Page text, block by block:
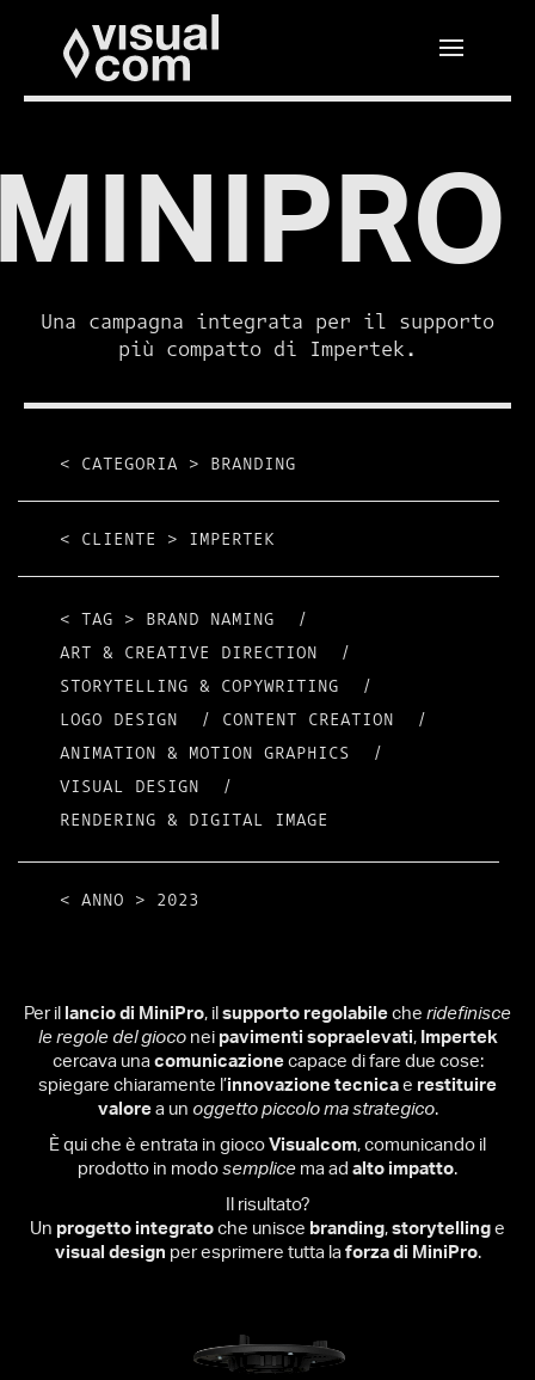
Una campagna integrata per il supporto
più compatto di Impertek.
< CATEGORIA > BRANDING
< CLIENTE > IMPERTEK
< TAG > BRAND NAMING
/
ART & CREATIVE DIRECTION
/
STORYTELLING & COPYWRITING
/
LOGO DESIGN
/ CONTENT CREATION
/
ANIMATION & MOTION GRAPHICS
/
VISUAL DESIGN
/
RENDERING & DIGITAL IMAGE
< ANNO > 2023
Per il lancio di MiniPro, il supporto regolabile che ridefinisce
le regole del gioconei pavimenti sopraelevati, Impertek
cercava una comunicazionecapace di fare due cose:
spiegare chiaramente l’innovazione tecnica e restituire
valorea un oggetto piccolo ma strategico.
È qui che è entrata in gioco Visualcom, comunicando il
prodotto in modo semplice ma ad alto impatto.
Il risultato?
Un progetto integrato che unisce branding, storytelling e
visual design per esprimere tutta la forza di MiniPro.